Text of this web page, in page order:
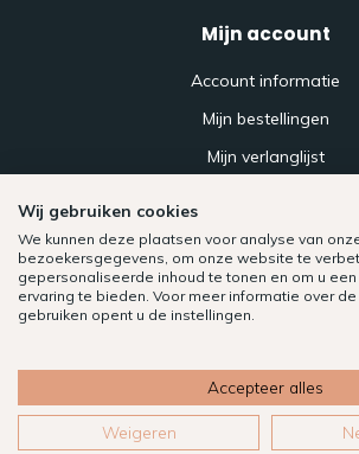
Mijn account
Account informatie
Mijn bestellingen
Mijn verlanglijst
Alle producten
Wij gebruiken cookies
We kunnen deze plaatsen voor analyse van
bezoekersgegevens, om onze website te
gepersonaliseerde inhoud te tonen en om u
ervaring te bieden. Voor meer informatie over
gebruiken opent u de instellingen.
Accepteer alles
Weigeren